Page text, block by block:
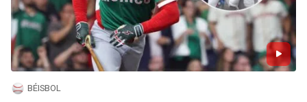
BÉISBOL